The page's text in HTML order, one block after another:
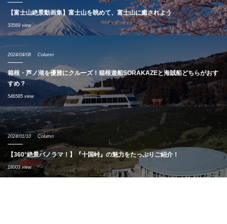
【富士山絶景動画集】富士山を眺めて、富士山に癒されよう
33569 view
2024/04/08 Column
箱根・芦ノ湖を優雅にクルーズ！箱根遊船SORAKAZEと海賊船どちらがおす
すめ？
546585 view
2024/01/10 Column
【360°絶景パノラマ！】『十国峠』の魅力をたっぷりご紹介！
18003 view